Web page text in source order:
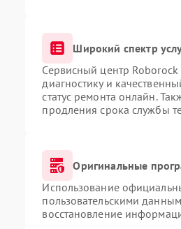
Широкий спектр
Сервисный центр Roborock
диагностику и
статус ремонта онлайн.
продления срока службы
Оригинальные
Использование
пользовательскими
восстановление